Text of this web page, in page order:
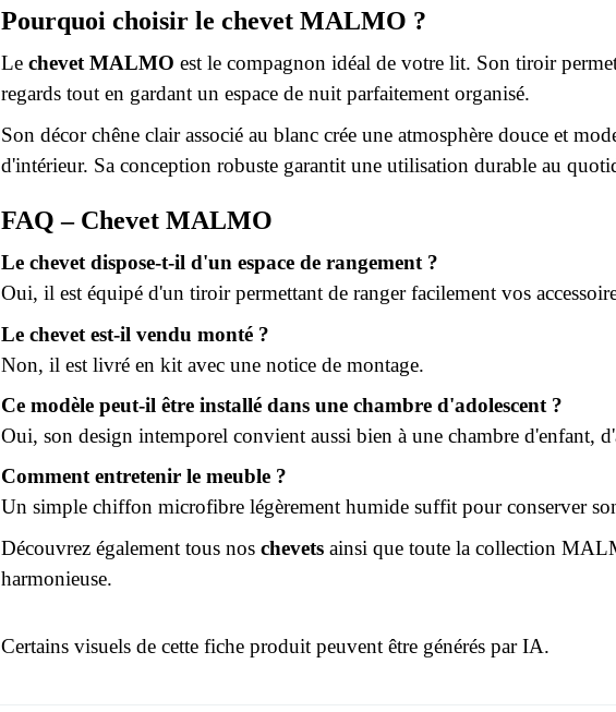
Pourquoi choisir le chevet MALMO ?
Le chevet MALMO est le compagnon idéal de votre lit. Son tiroir
regards tout en gardant un espace de nuit parfaitement organisé.
Son décor chêne clair associé au blanc crée une atmosphère douce et
d'intérieur. Sa conception robuste garantit une utilisation durable au
FAQ – Chevet MALMO
Le chevet dispose-t-il d'un espace de rangement ?
Oui, il est équipé d'un tiroir permettant de ranger facilement vos
Le chevet est-il vendu monté ?
Non, il est livré en kit avec une notice de montage.
Ce modèle peut-il être installé dans une chambre d'adolescent ?
Oui, son design intemporel convient aussi bien à une chambre d'enfant,
Comment entretenir le meuble ?
Un simple chiffon microfibre légèrement humide suffit pour conserver
Découvrez également tous nos chevets ainsi que toute la collection
harmonieuse.
Certains visuels de cette fiche produit peuvent être générés par IA.